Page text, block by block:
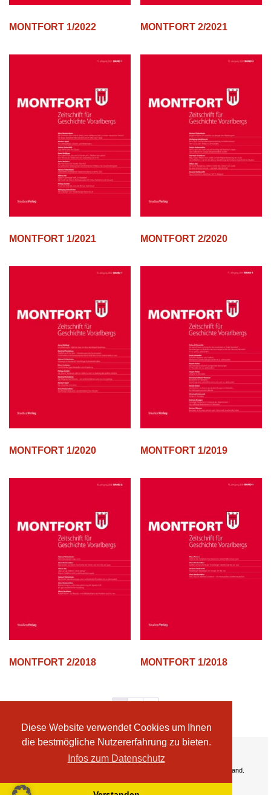
Diese Website verwendet Cookies um Ihnen
die bestmögliche Nutzererfahrung zu bieten.
Infos zum Datenschutz
MONTFORT 1/2022 MONTFORT 2/2021
MONTFORT 1/2021 MONTFORT 2/2020
MONTFORT 1/2020 MONTFORT 1/2019
MONTFORT 2/2018 MONTFORT 1/2018
Wir liefern kostenlos ab EUR 50,- Bestellwert nach Österreich und Deutschland.
Wir akzeptieren Kreditkarte, PayPal, Sofortüberweisung